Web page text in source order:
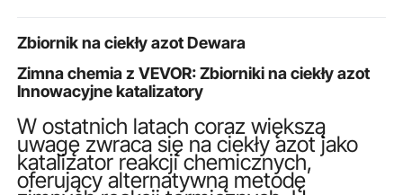
wieku od 3 lat, kolor
Zbiornik na ciekły azot Dewara
Zimna chemia z VEVOR: Zbiorniki na ciekły azot
Innowacyjne katalizatory
W ostatnich latach coraz większą
uwagę zwraca się na ciekły azot jako
katalizator reakcji chemicznych,
oferujący alternatywną metodę